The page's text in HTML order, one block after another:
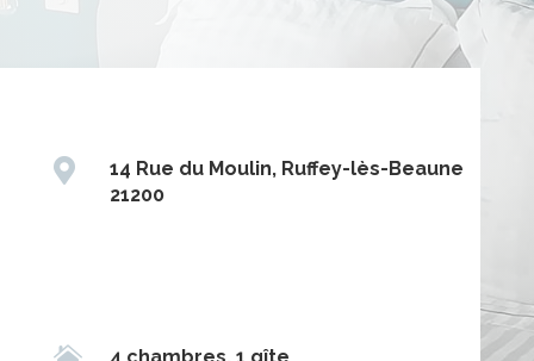

14 Rue du Moulin, Ruffey-lès-Beaune
21200